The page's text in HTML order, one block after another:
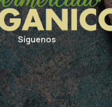
Síguenos